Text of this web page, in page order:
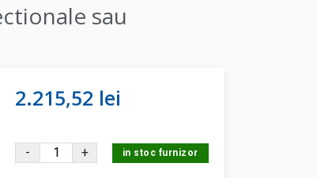
sau
2.215,52 lei
- + in stoc furnizor